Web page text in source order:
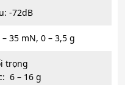
-72dB
35 mN, 0 – 3,5 g
trọng
6 – 16 g